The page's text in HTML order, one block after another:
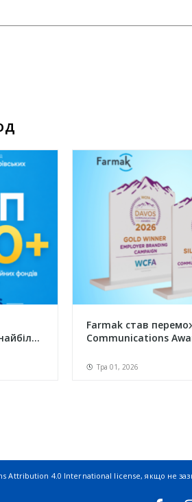
Farmak став
Communications
Тра 01, 2026
Attribution 4.0 International license, якщо не